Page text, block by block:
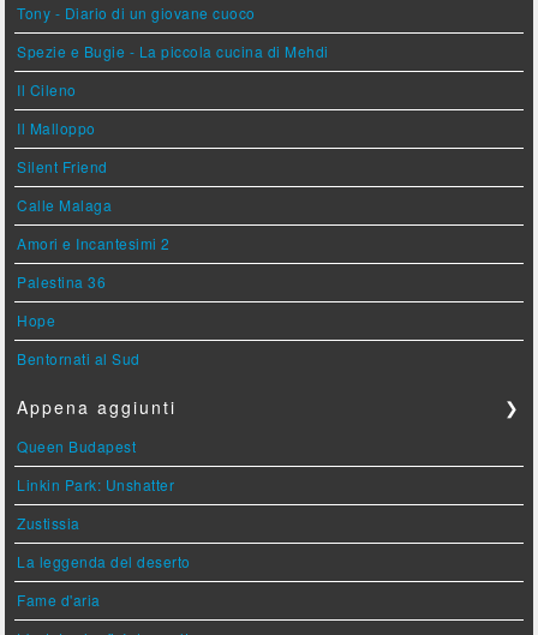
Tony - Diario di un giovane cuoco
Spezie e Bugie - La piccola cucina di Mehdi
Il Cileno
Il Malloppo
Silent Friend
Calle Malaga
Amori e Incantesimi 2
Palestina 36
Hope
Bentornati al Sud
Appena aggiunti ❯
Queen Budapest
Linkin Park: Unshatter
Zustissia
La leggenda del deserto
Fame d'aria